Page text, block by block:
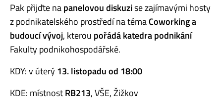
Pak přijďte napanelovou diskuzise zajímavými hosty
z podnikatelského prostředí na témaCoworking a
budoucí vývoj, kterou pořádá katedra podnikání
Fakulty podnikohospodářské.
KDY: v úterý13. listopadu od 18:00
KDE: místnostRB213, VŠE, Žižkov